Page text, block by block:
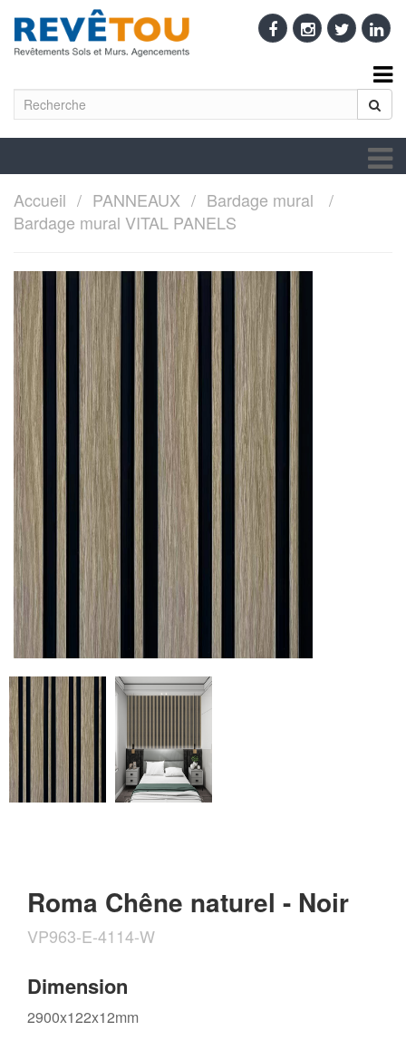
Accueil PANNEAUX
Bardage mural
Bardage mural VITAL PANELS
Roma Chêne naturel - Noir
VP963-E-4114-W
Dimension
2900x122x12mm